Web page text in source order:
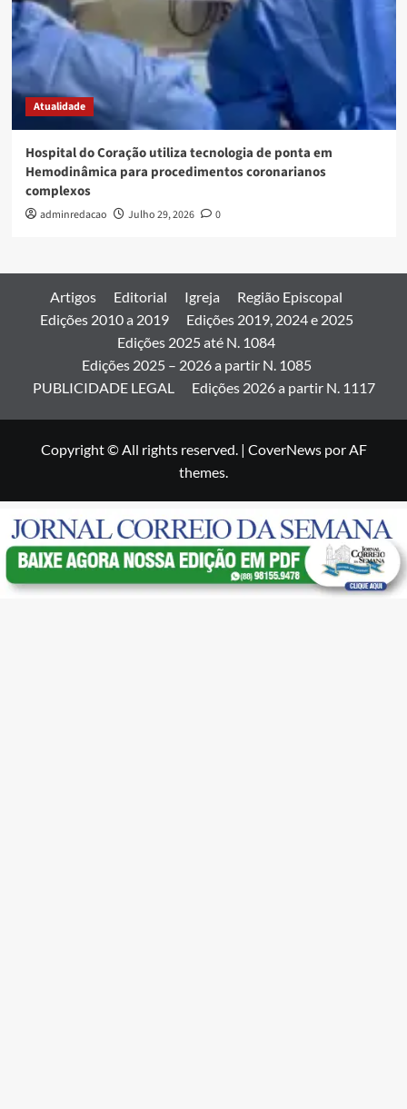
Atualidade
Hospital do Coração utiliza tecnologia de ponta em
Hemodinâmica para procedimentos coronarianos
complexos
adminredacao Julho 29, 2026 0
Artigos Editorial Igreja
Região Episcopal
Edições 2010 a 2019
Edições 2019, 2024 e 2025
Edições 2025 até N. 1084
Edições 2025 – 2026 a partir N. 1085
PUBLICIDADE LEGAL
Edições 2026 a partir N. 1117
Copyright © All rights reserved. | CoverNewspor AF
themes.